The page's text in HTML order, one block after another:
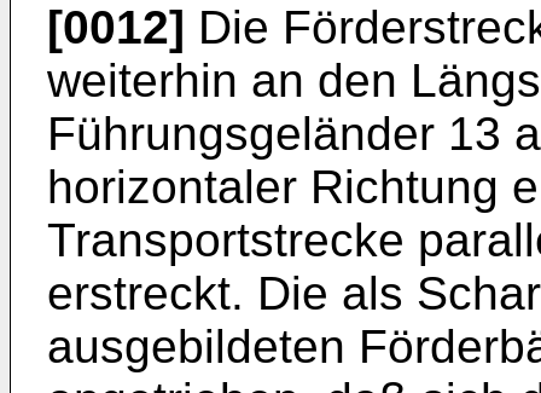
[0012] Die
weiterhin an den
Führungsgeländer 13
horizontaler Richtung
Transportstrecke
erstreckt. Die als
ausgebildeten